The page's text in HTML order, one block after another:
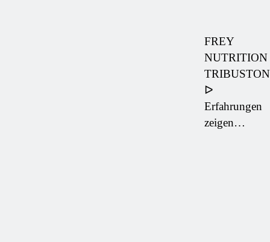
FREY
NUTRITION
TRIBUSTON
ᐅ
Erfahrungen
zeigen…